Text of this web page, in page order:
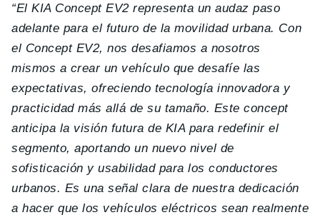
“El KIA Concept EV2 representa un audaz paso
adelante para el futuro de la movilidad urbana. Con
el Concept EV2, nos desafiamos a nosotros
mismos a crear un vehículo que desafíe las
expectativas, ofreciendo tecnología innovadora y
practicidad más allá de su tamaño. Este concept
anticipa la visión futura de KIA para redefinir el
segmento, aportando un nuevo nivel de
sofisticación y usabilidad para los conductores
urbanos. Es una señal clara de nuestra dedicación
a hacer que los vehículos eléctricos sean realmente